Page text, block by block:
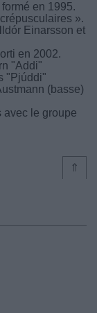
en 1995.
».
Einarsson et
en 2002.
"Addi"
"Pjúddi"
(basse)
avec le groupe
⇑